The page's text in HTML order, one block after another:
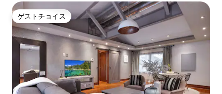
ゲストチョイス
ゲストチョイス